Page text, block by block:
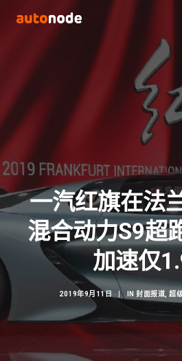
Search
一汽红旗在法
混合动力S9超
加速仅
2019年9月11日 IN 封面报道 超